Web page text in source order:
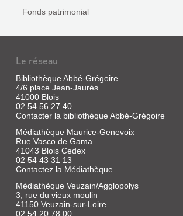
Fonds patrimonial
Le réseau
Bibliothèque Abbé-Grégoire
4/6 place Jean-Jaurès
41000 Blois
02 54 56 27 40
Contacter la bibliothèque Abbé-Grégoire
Médiathèque Maurice-Genevoix
Rue Vasco de Gama
41043 Blois Cedex
02 54 43 31 13
Contactez la Médiathèque
Médiathèque Veuzain/Agglopolys
3, rue du vieux moulin
41150 Veuzain-sur-Loire
02 54 20 78 00